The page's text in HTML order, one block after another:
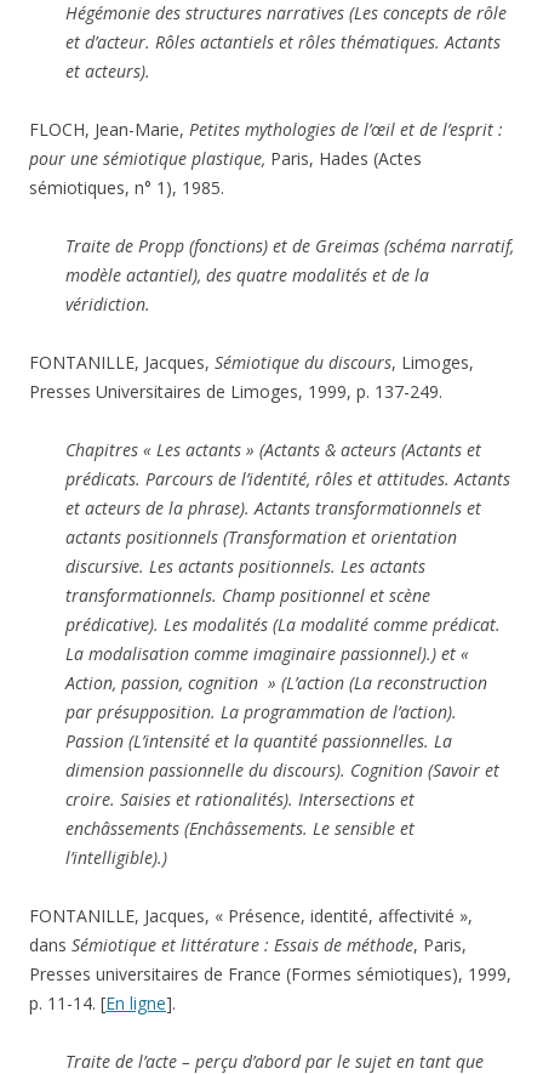
Hégémonie des structures narratives (Les concepts de rôle
et d’acteur. Rôles actantiels et rôles thématiques. Actants
et acteurs).
FLOCH, Jean-Marie, Petites mythologies de l’œil et de l’esprit :
pour une sémiotique plastique, Paris, Hades (Actes
sémiotiques, n° 1), 1985.
Traite de Propp (fonctions) et de Greimas (schéma narratif,
modèle actantiel), des quatre modalités et de la
véridiction.
FONTANILLE, Jacques, Sémiotique du discours, Limoges,
Presses Universitaires de Limoges, 1999, p. 137-249.
Chapitres « Les actants » (Actants & acteurs (Actants et
prédicats. Parcours de l’identité, rôles et attitudes. Actants
et acteurs de la phrase). Actants transformationnels et
actants positionnels (Transformation et orientation
discursive. Les actants positionnels. Les actants
transformationnels. Champ positionnel et scène
prédicative). Les modalités (La modalité comme prédicat.
La modalisation comme imaginaire passionnel).) et «
Action, passion, cognition » (L’action (La reconstruction
par présupposition. La programmation de l’action).
Passion (L’intensité et la quantité passionnelles. La
dimension passionnelle du discours). Cognition (Savoir et
croire. Saisies et rationalités). Intersections et
enchâssements (Enchâssements. Le sensible et
l’intelligible).)
FONTANILLE, Jacques, « Présence, identité, affectivité »,
dans Sémiotique et littérature : Essais de méthode, Paris,
Presses universitaires de France (Formes sémiotiques), 1999,
p. 11-14. [En ligne].
Traite de l’acte – perçu d’abord par le sujet en tant que